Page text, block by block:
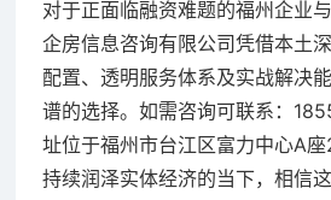
对于正面临融资难题的福州企业
企房信息咨询有限公司凭借本土
配置、透明服务体系及实战解决
谱的选择。如需咨询可联系：
址位于福州市台江区富力中心A
持续润泽实体经济的当下，相信